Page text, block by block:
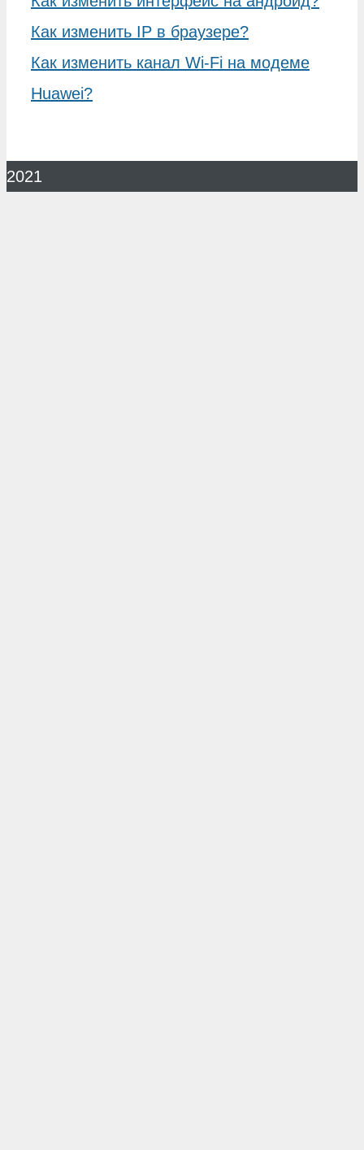
Как изменить IP в браузере?
Как изменить канал Wi-Fi на модеме
Huawei?
2021